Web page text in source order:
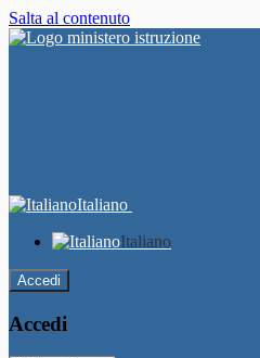
Salta al contenuto
Italiano
Italiano
Accedi
Accedi